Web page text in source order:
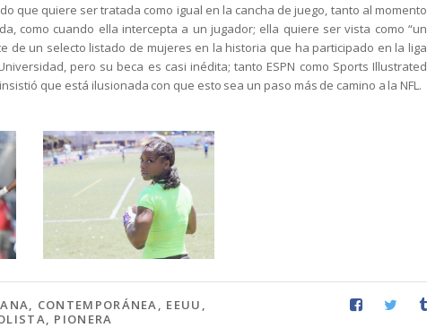
que quiere ser tratada como igual en la cancha de juego, tanto al momento
como cuando ella intercepta a un jugador; ella quiere ser vista como “un
de un selecto listado de mujeres en la historia que ha participado en la liga
pero su beca es casi inédita; tanto ESPN como Sports Illustrated
que está ilusionada con que esto sea un paso más de camino a la NFL.
, CONTEMPORÁNEA, EEUU ,
, PIONERA